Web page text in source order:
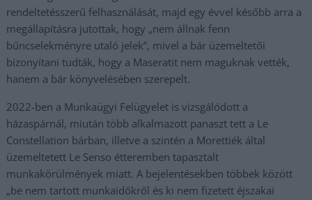
rendeltetésszerű felhasználását, majd egy évvel később arra a
megállapításra jutottak, hogy „nem állnak fenn
bűncselekményre utaló jelek”, mivel a bár üzemeltetői
bizonyítani tudták, hogy a Maseratit nem maguknak vették,
hanem a bár könyvelésében szerepelt.
2022-ben a Munkaügyi Felügyelet is vizsgálódott a
házaspárnál, miután több alkalmazott panaszt tett a Le
Constellation bárban, illetve a szintén a Morettiék által
üzemeltetett Le Senso étteremben tapasztalt
munkakörülmények miatt. A bejelentésekben többek között
„be nem tartott munkaidőkről és ki nem fizetett éjszakai